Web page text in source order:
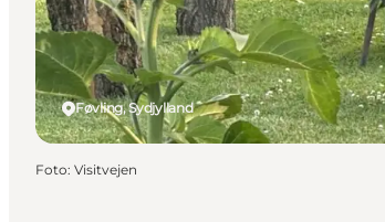
Føvling, Sydjylland
Foto: Visitvejen